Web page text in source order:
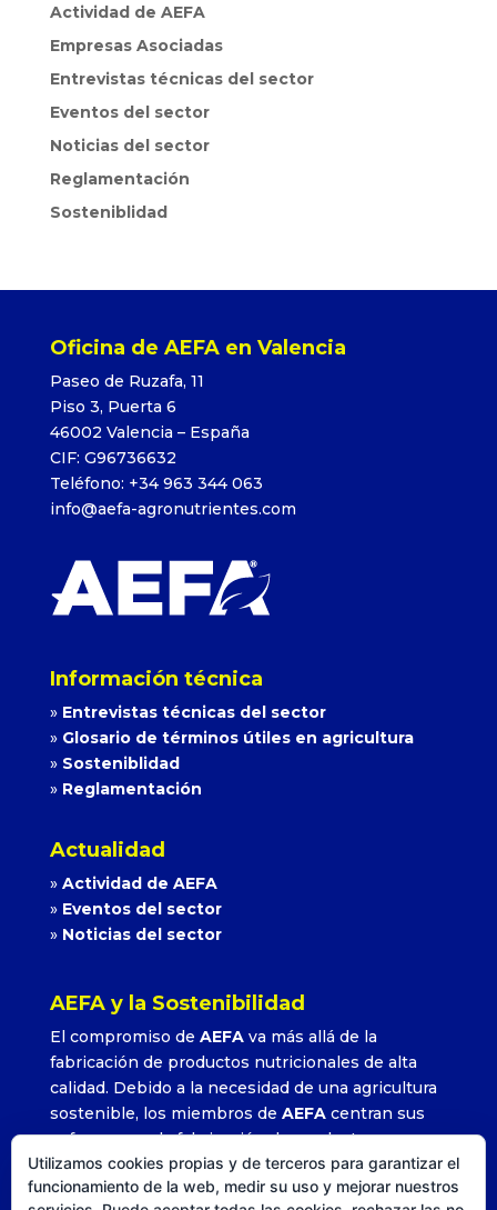
Actividad de AEFA
Empresas Asociadas
Entrevistas técnicas del sector
Eventos del sector
Noticias del sector
Reglamentación
Sosteniblidad
Oficina de AEFA en Valencia
Paseo de Ruzafa, 11
Piso 3, Puerta 6
46002 Valencia – España
CIF: G96736632
Teléfono: +34 963 344 063
info@aefa-agronutrientes.com
Información técnica
» Entrevistas técnicas del sector
» Glosario de términos útiles en agricultura
» Sosteniblidad
» Reglamentación
Actualidad
» Actividad de AEFA
» Eventos del sector
» Noticias del sector
AEFA y la Sostenibilidad
El compromiso de AEFAva más allá de la
fabricación de productos nutricionales de alta
calidad. Debido a la necesidad de una agricultura
sostenible, los miembros de AEFAcentran sus
esfuerzos en la fabricación de productos que
permitan alcanzar altos rendimientos con la
utilización adecuada y precisa de sus formulados.
Utilizamos cookies propias y de terceros para garantizar el
funcionamiento de la web, medir su uso y mejorar nuestros